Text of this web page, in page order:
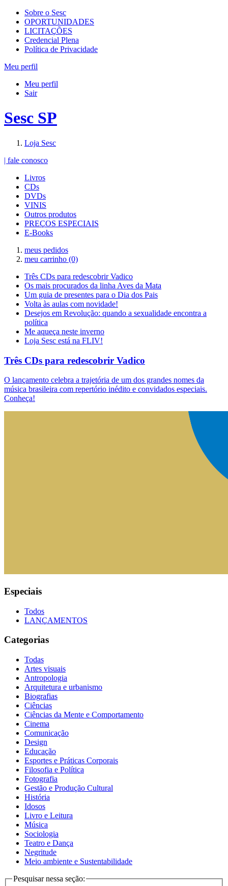
Sobre o Sesc
OPORTUNIDADES
LICITAÇÕES
Credencial Plena
Política de Privacidade
Meu perfil
Meu perfil
Sair
Sesc SP
Loja Sesc
| fale conosco
Livros
CDs
DVDs
VINIS
Outros produtos
PREÇOS ESPECIAIS
E-Books
meus pedidos
meu carrinho (0)
Três CDs para redescobrir Vadico
Os mais procurados da linha Aves da Mata
Um guia de presentes para o Dia dos Pais
Volta às aulas com novidade!
Desejos em Revolução: quando a sexualidade encontra a
política
Me aqueça neste inverno
Loja Sesc está na FLIV!
Três CDs para redescobrir Vadico
O lançamento celebra a trajetória de um dos grandes nomes da
música brasileira com repertório inédito e convidados especiais.
Conheça!
Especiais
Todos
LANÇAMENTOS
Categorias
Todas
Artes visuais
Antropologia
Arquitetura e urbanismo
Biografias
Ciências
Ciências da Mente e Comportamento
Cinema
Comunicação
Design
Educação
Esportes e Práticas Corporais
Filosofia e Política
Fotografia
Gestão e Produção Cultural
História
Idosos
Livro e Leitura
Música
Sociologia
Teatro e Dança
Negritude
Meio ambiente e Sustentabilidade
Pesquisar nessa seção: